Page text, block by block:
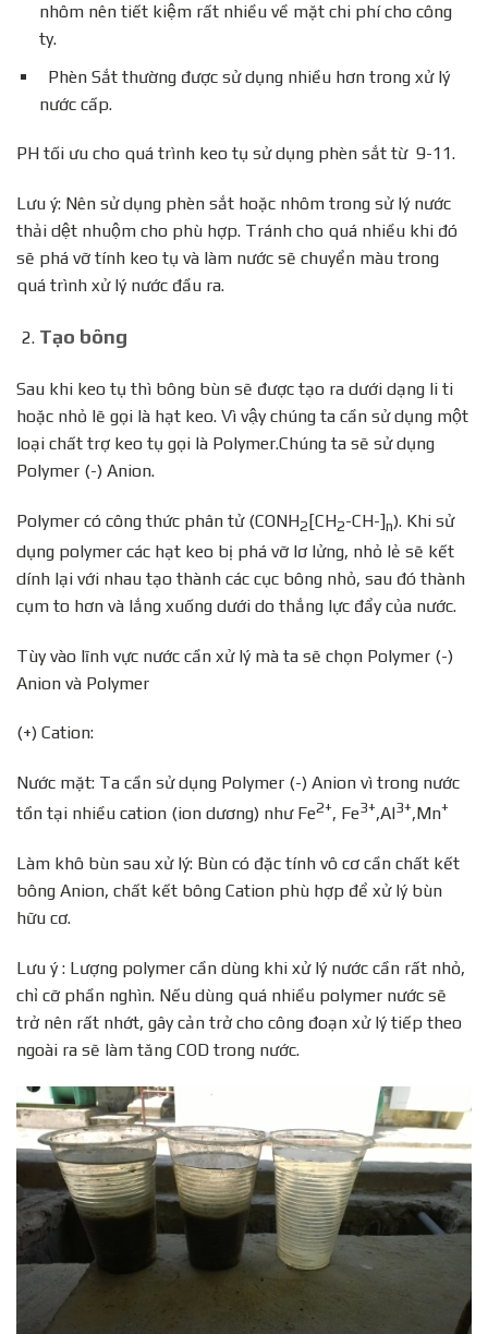
nhôm nên tiết kiệm rất nhiều về mặt chi phí cho công
ty.
Phèn Sắt thường được sử dụng nhiều hơn trong xử lý
nước cấp.
PH tối ưu cho quá trình keo tụ sử dụng phèn sắt từ 9-11.
Lưu ý: Nên sử dụng phèn sắt hoặc nhôm trong sử lý nước
thải dệt nhuộm cho phù hợp. Tránh cho quá nhiều khi đó
sẽ phá vỡ tính keo tụ và làm nước sẽ chuyển màu trong
quá trình xử lý nước đầu ra.
Tạo bông
Sau khi keo tụ thì bông bùn sẽ được tạo ra dưới dạng li ti
hoặc nhỏ lẽ gọi là hạt keo. Vì vậy chúng ta cần sử dụng một
loại chất trợ keo tụ gọi là Polymer.Chúng ta sẽ sử dụng
Polymer (-) Anion.
Polymer có công thức phân tử (CONH2[CH2-CH-]n). Khi sử
dụng polymer các hạt keo bị phá vỡ lơ lửng, nhỏ lẻ sẽ kết
dính lại với nhau tạo thành các cục bông nhỏ, sau đó thành
cụm to hơn và lắng xuống dưới do thắng lực đẩy của nước.
Tùy vào lĩnh vực nước cần xử lý mà ta sẽ chọn Polymer (-)
Anion và Polymer
(+) Cation:
Nước mặt: Ta cần sử dụng Polymer (-) Anion vì trong nước
tồn tại nhiều cation (ion dương) như Fe2+, Fe3+,Al3+,Mn+
Làm khô bùn sau xử lý: Bùn có đặc tính vô cơ cần chất kết
bông Anion, chất kết bông Cation phù hợp để xử lý bùn
hữu cơ.
Lưu ý : Lượng polymer cần dùng khi xử lý nước cần rất nhỏ,
chỉ cỡ phần nghìn. Nếu dùng quá nhiều polymer nước sẽ
trở nên rất nhớt, gây cản trở cho công đoạn xử lý tiếp theo
ngoài ra sẽ làm tăng COD trong nước.